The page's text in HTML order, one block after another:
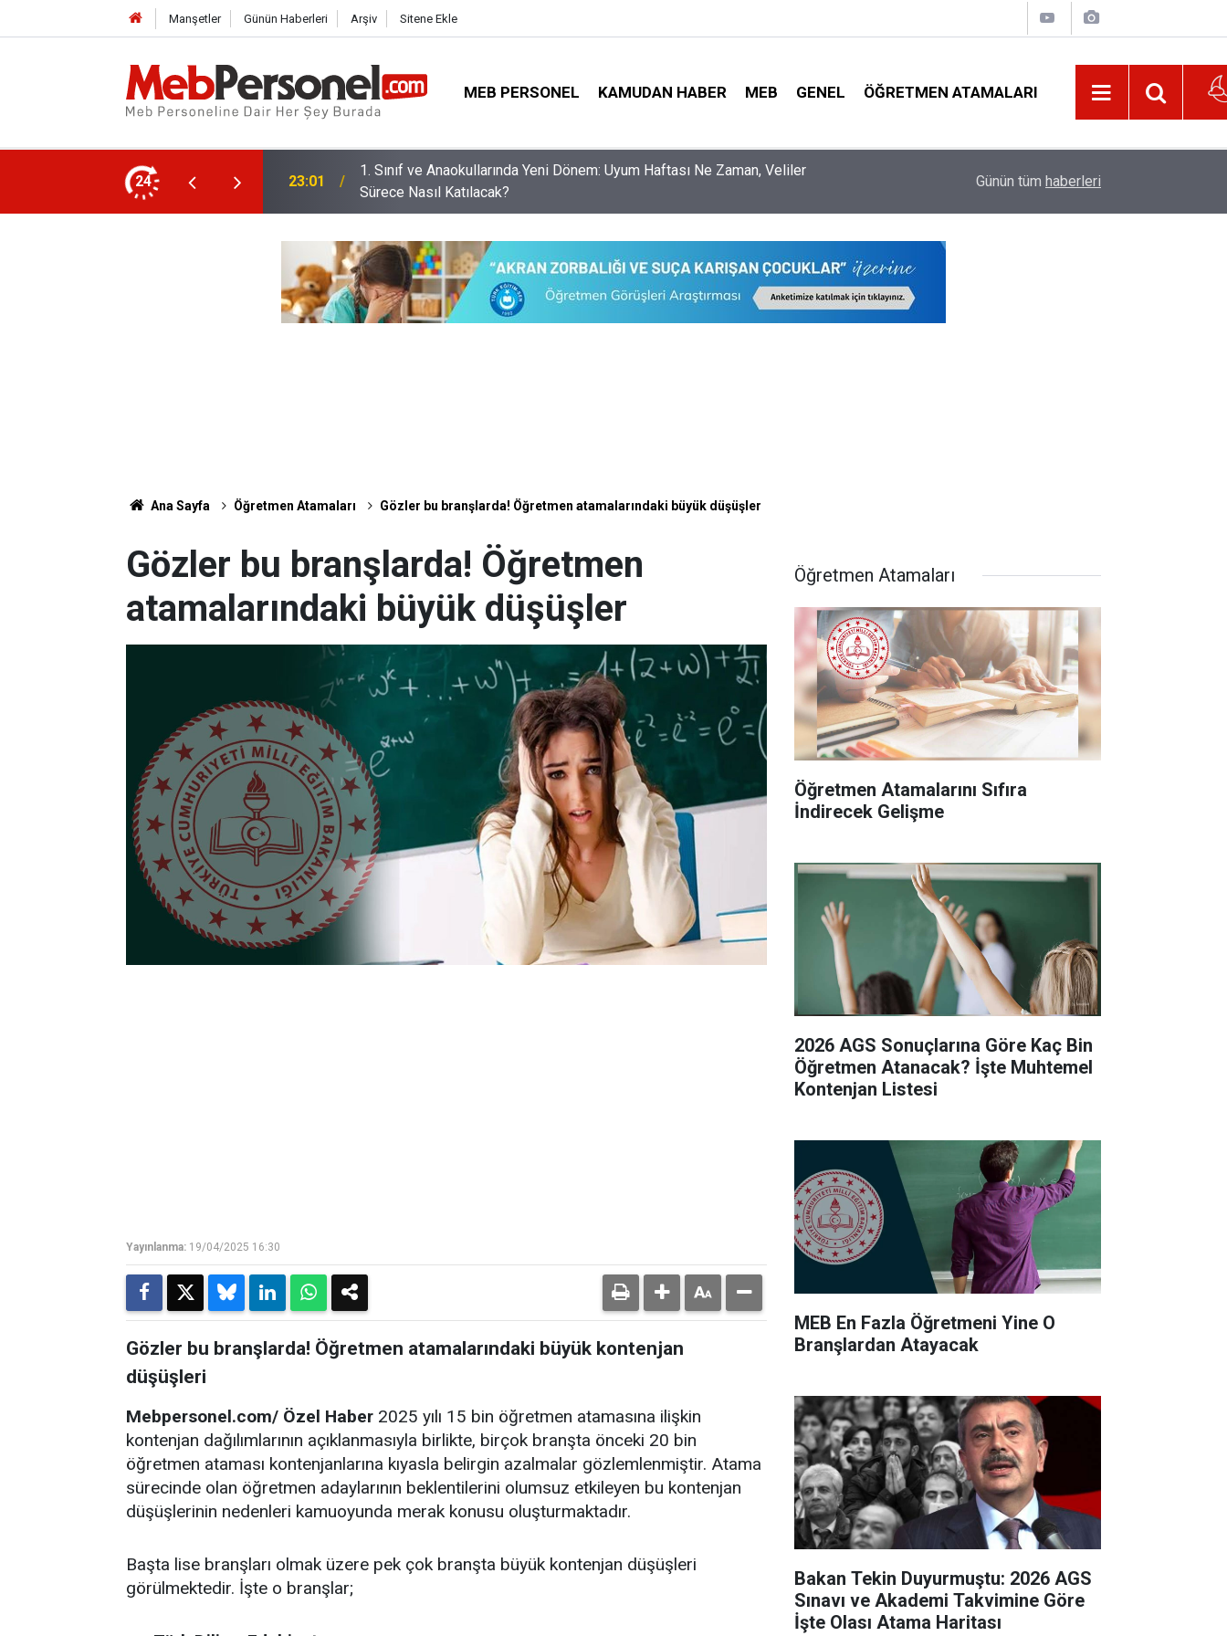
Manşetler Günün Haberleri Arşiv Sitene Ekle
MEB PERSONEL KAMUDAN HABER MEB GENEL ÖĞRETMEN ATAMALARI
24
Uyum Haftası Ne Zaman, Veliler
22:32 Öğretmenleri Norm Fazlası Resen Atamadan Kurtaracak Dilekçe Veliyi Taciz Ettiği İddia Edilen Okul Müdürüne
Günün tüm haberleri
Ana Sayfa Öğretmen Atamaları Gözler bu branşlarda! Öğretmen atamalarındaki büyük düşüşler
Gözler bu branşlarda! Öğretmen
atamalarındaki büyük düşüşler
Yayınlanma: 19/04/2025 16:30
Gözler bu branşlarda! Öğretmen atamalarındaki büyük kontenjan
düşüşleri
Mebpersonel.com/ Özel Haber 2025 yılı 15 bin öğretmen atamasına ilişkin
kontenjan dağılımlarının açıklanmasıyla birlikte, birçok branşta önceki 20 bin
öğretmen ataması kontenjanlarına kıyasla belirgin azalmalar gözlemlenmiştir. Atama
sürecinde olan öğretmen adaylarının beklentilerini olumsuz etkileyen bu kontenjan
düşüşlerinin nedenleri kamuoyunda merak konusu oluşturmaktadır.
Başta lise branşları olmak üzere pek çok branşta büyük kontenjan düşüşleri
görülmektedir. İşte o branşlar;
Öğretmen Atamaları
Öğretmen Atamalarını Sıfıra
İndirecek Gelişme
2026 AGS Sonuçlarına Göre Kaç Bin
Öğretmen Atanacak? İşte Muhtemel
Kontenjan Listesi
MEB En Fazla Öğretmeni Yine O
Branşlardan Atayacak
Bakan Tekin Duyurmuştu: 2026 AGS
Sınavı ve Akademi Takvimine Göre
İşte Olası Atama Haritası